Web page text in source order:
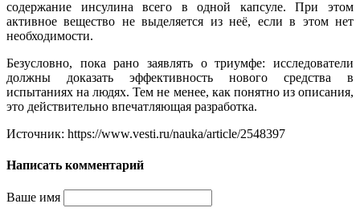
содержание инсулина всего в одной капсуле. При этом
активное вещество не выделяется из неё, если в этом нет
необходимости.
Безусловно, пока рано заявлять о триумфе: исследователи
должны доказать эффективность нового средства в
испытаниях на людях. Тем не менее, как понятно из описания,
это действительно впечатляющая разработка.
Источник: https://www.vesti.ru/nauka/article/2548397
Написать комментарий
Ваше имя